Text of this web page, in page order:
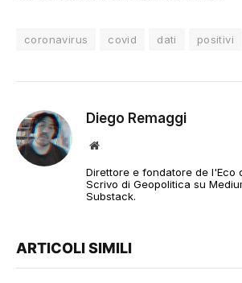
coronavirus covid dati positivi
Diego Remaggi
Sito
Direttore e fondatore de l'Eco
Scrivo di Geopolitica su
Substack.
ARTICOLI SIMILI